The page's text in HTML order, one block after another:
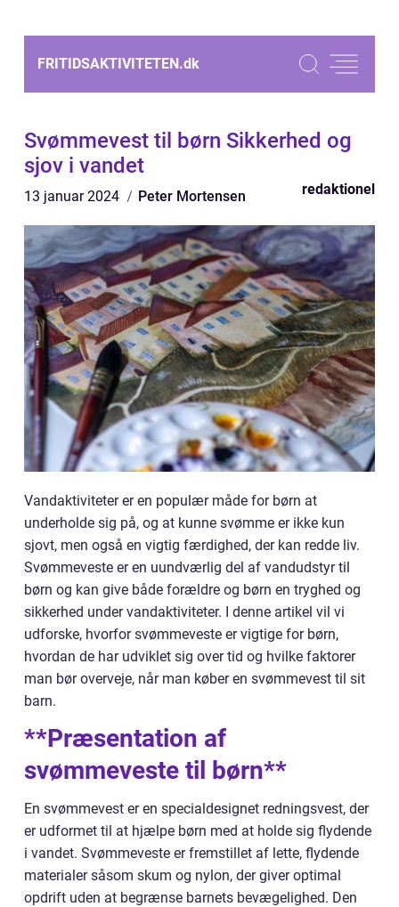
FRITIDSAKTIVITETEN.dk
Svømmevest til børn Sikkerhed og
sjov i vandet
13 januar 2024 Peter Mortensen redaktionel
Vandaktiviteter er en populær måde for børn at
underholde sig på, og at kunne svømme er ikke kun
sjovt, men også en vigtig færdighed, der kan redde liv.
Svømmeveste er en uundværlig del af vandudstyr til
børn og kan give både forældre og børn en tryghed og
sikkerhed under vandaktiviteter. I denne artikel vil vi
udforske, hvorfor svømmeveste er vigtige for børn,
hvordan de har udviklet sig over tid og hvilke faktorer
man bør overveje, når man køber en svømmevest til sit
barn.
**Præsentation af
svømmeveste til børn**
En svømmevest er en specialdesignet redningsvest, der
er udformet til at hjælpe børn med at holde sig flydende
i vandet. Svømmeveste er fremstillet af lette, flydende
materialer såsom skum og nylon, der giver optimal
opdrift uden at begrænse barnets bevægelighed. Den